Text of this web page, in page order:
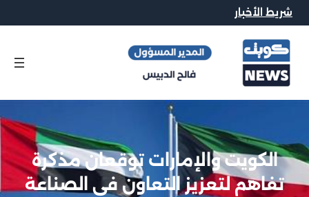
شريط الأخبار
الكويت والإمارات توقعان مذكرة
تفاهم لتعزيز التعاون في الصناعة